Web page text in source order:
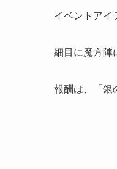
イベントアイ
細目に魔方陣
報酬は、「銀